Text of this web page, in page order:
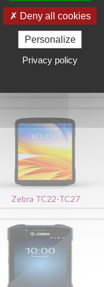
Zebra TC22-TC27
Deny all cookies
Personalize
Privacy policy